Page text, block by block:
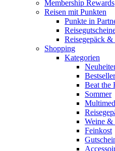
Membership Rewards
Reisen mit Punkten
Punkte in
Reisegepäck
Shopping
Kategorien
Bestseller
Beat the
Sommer
Weine &
Feinkost